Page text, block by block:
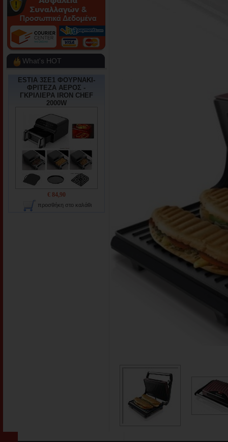
What's HOT
ESTIA 3ΣΕ1 ΦΟΥΡΝΑΚΙ-
ΦΡΙΤΕΖΑ ΑΕΡΟΣ -
ΓΚΡΙΛΙΕΡΑ IRON CHEF
2000W
€ 84,90
προσθήκη στο καλάθι